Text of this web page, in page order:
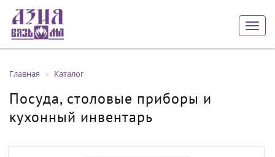
Главная Каталог
Посуда, столовые приборы и
кухонный инвентарь